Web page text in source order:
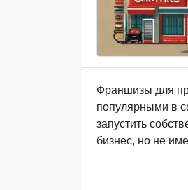
Франшизы для
популярными в
запустить
бизнес, но не